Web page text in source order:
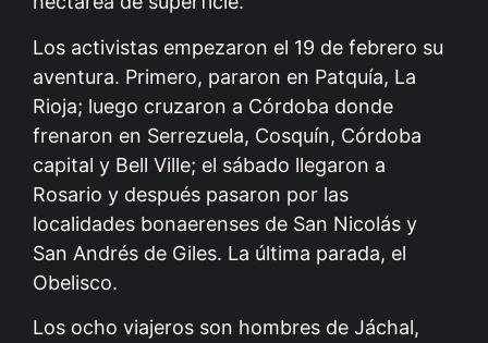
Los activistas empezaron el 19 de febrero su
aventura. Primero, pararon en Patquía, La
Rioja; luego cruzaron a Córdoba donde
frenaron en Serrezuela, Cosquín, Córdoba
capital y Bell Ville; el sábado llegaron a
Rosario y después pasaron por las
localidades bonaerenses de San Nicolás y
San Andrés de Giles. La última parada, el
Obelisco.
Los ocho viajeros son hombres de Jáchal,